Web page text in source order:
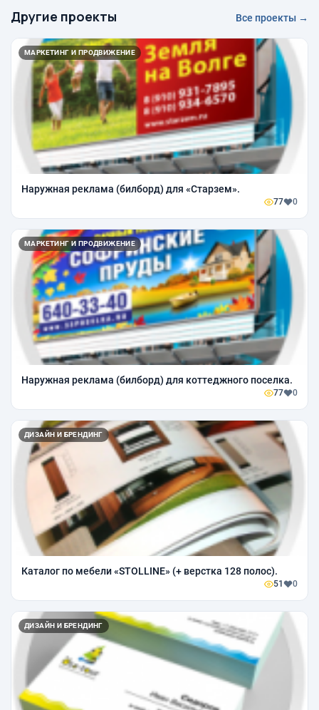
Другие проекты Все проекты →
МАРКЕТИНГ И ПРОДВИЖЕНИЕ
Наружная реклама (билборд) для «Старзем».
77 0
МАРКЕТИНГ И ПРОДВИЖЕНИЕ
Наружная реклама (билборд) для коттеджного поселка.
77 0
ДИЗАЙН И БРЕНДИНГ
Каталог по мебели «STOLLINE» (+ верстка 128 полос).
51 0
ДИЗАЙН И БРЕНДИНГ